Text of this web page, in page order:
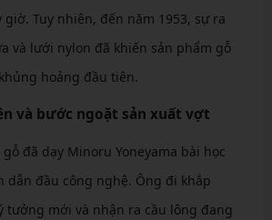
giờ. Tuy nhiên, đến năm 1953, sự ra
và lưới nylon đã khiến sản phẩm gỗ
hoảng đầu tiên.
và bước ngoặt sản xuất vợt
đã dạy Minoru Yoneyama bài học
dẫn đầu công nghệ. Ông đi khắp
tưởng mới và nhận ra cầu lông đang